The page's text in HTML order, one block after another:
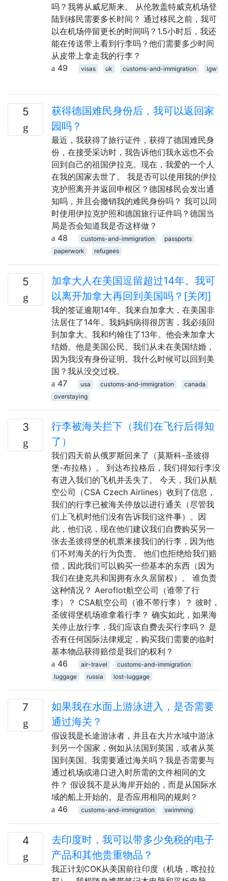
吗？我将从威尼斯来。 从伦敦盖特威克机场登
陆到移民需要多长时间？ 通过移民之前，我可
以在机场停留更长的时间吗？1.5小时后，我还
能在传送带上看到行李吗？他们需要多少时间
从皮带上拿走我的行李？
49
visas uk customs-and-immigration lgw
5
获得德国难民身份后，我可以返回家
园吗？
最近，我获得了旅行证件，获得了德国难民身
份，在接受采访时，我告诉他们我永远也不会
回到自己的祖国伊拉克。现在，我爱的一个人
在我的国家去世了。 我是否可以使用我的伊拉
克护照离开并返回申根区？德国移民会发出通
知吗，并且会撤销我的难民身份吗？ 我可以同
时使用伊拉克护照和德国旅行证件吗？德国当
局是否会知道我是否这样做？
48
customs-and-immigration
passports
paperwork
refugees
5
加拿大人在美国逗留超过14年。我可
以离开加拿大再回到美国吗？[关闭]
我的签证逾期14年。我来自加拿大，在美国非
法居住了14年。我妈妈病得很厉害，我必须回
到加拿大。我和约翰住了13年。他会来加拿大
结婚。他是美国公民。我们从未在美国结婚，
因为我没有身份证明。我什么时候可以回到美
国？我从没交过税。
47
usa customs-and-immigration
canada
overstaying
3
行李被海关拦下（我们在飞行后得知
了）
我们四天前从俄罗斯回来了（莫斯科-圣彼得
堡-布拉格）。 到达布拉格后，我们得知行李没
有进入我们的飞机并丢失了。 今天，我们从航
空公司（CSA Czech Airlines）收到了信息，
我们的行李已被海关停放以进行通关（尽管我
们上飞机时他们没有告诉我们这件事）。因
此，他们说，现在他们建议我们自费购买另一
张去圣彼得堡的机票来接我们的行李，因为他
们不对海关的行为负责。 他们也拒绝给我们赔
偿，因此我们可以购买一些基本的东西（因为
我们在捷克共和国拥有永久居留权）。 谁负责
这种情况？ Aeroflot航空公司（谁带了行
李）？ CSA航空公司（谁不带行李）？ 彼时，
圣彼得堡机场谁拿着行李？ 确实如此，如果海
关停止放行李，我们应该自费去买行李吗？ 是
否有任何国际法律规定，购买我们需要的临时
基本物品获得赔偿是我们的权利？
46
air-travel
customs-and-immigration
luggage
russia lost-luggage
7
如果我在水面上游泳进入，是否需要
通过海关？
假设我是长途游泳者，并且在大片水域中游泳
到另一个国家，例如从法国到英国，或者从英
国到美国。我需要通过海关吗？我是否需要与
通过机场或港口进入时所需的文件相同的文
件？ 假设我不是从海岸开始的，而是从国际水
域的船上开始的。是否应用相同的规则？
46
customs-and-immigration swimming
4
去印度时，我可以带多少免税的电子
产品和其他贵重物品？
我正计划COK从美国前往印度（机场，喀拉拉